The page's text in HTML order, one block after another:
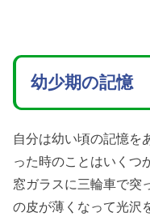
幼少期の記憶
自分は幼い頃の記憶を
った時のことはいくつ
窓ガラスに三輪車で突
の皮が薄くなって光沢